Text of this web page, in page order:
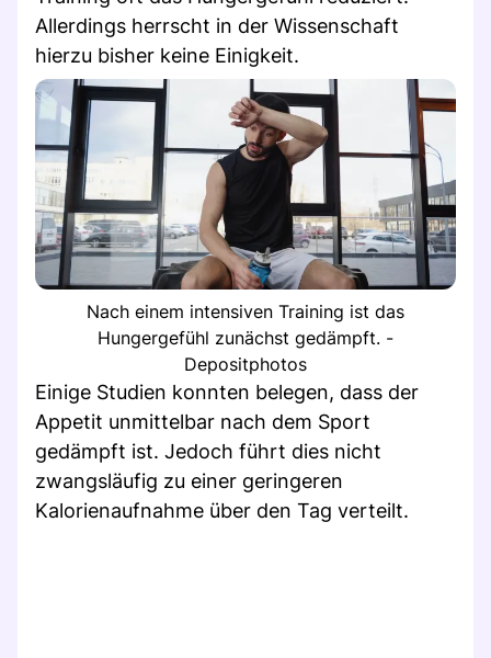
Allerdings herrscht in der Wissenschaft
hierzu bisher keine Einigkeit.
Nach einem intensiven Training ist das
Hungergefühl zunächst gedämpft. -
Depositphotos
Einige Studien konnten belegen, dass der
Appetit unmittelbar nach dem Sport
gedämpft ist. Jedoch führt dies nicht
zwangsläufig zu einer geringeren
Kalorienaufnahme über den Tag verteilt.